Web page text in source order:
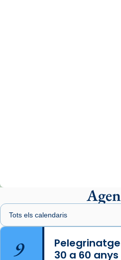
presidit aquest 27 de
Santes de Mataró.
🔗
📸 J. Merino
Photo
9
30 a 60